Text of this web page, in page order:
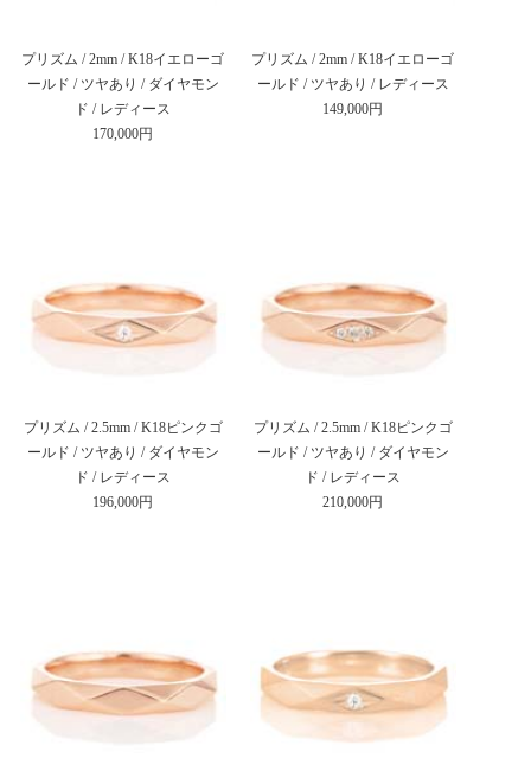
プリズム / 2mm / K18イエローゴ
ールド / ツヤあり / ダイヤモン
ド / レディース
170,000円
プリズム / 2mm / K18イエローゴ
ールド / ツヤあり / レディース
149,000円
プリズム / 2.5mm / K18ピンクゴ
ールド / ツヤあり / ダイヤモン
ド / レディース
196,000円
プリズム / 2.5mm / K18ピンクゴ
ールド / ツヤあり / ダイヤモン
ド / レディース
210,000円